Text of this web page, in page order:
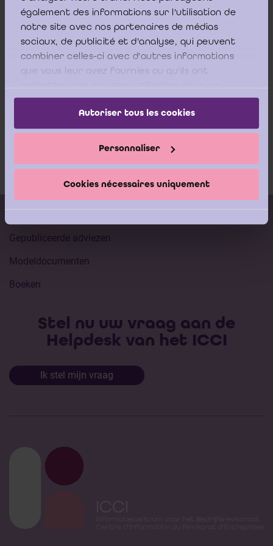
également des informations sur l'utilisation de
notre site avec nos partenaires de médias
sociaux, de publicité et d'analyse, qui peuvent
combiner celles-ci avec d'autres informations
que vous leur avez fournies ou qu'ils ont
services.
Autoriser tous les cookies
Personnaliser
Cookies nécessaires uniquement
2025)
Elfde tool – 3: Interne beheersing: personeelcyclus (oktober
2025)
Deze tool is eveneens beschikbaar op de volgende pagina’s van de
website van het ICCI:
Tools voor een efficiënte ISA-audit
ISA checklists en templates
Gepubliceerde adviezen
Modeldocumenten
Boeken
Stel nu uw vraag aan de
Helpdesk van het ICCI
Ik stel mijn vraag